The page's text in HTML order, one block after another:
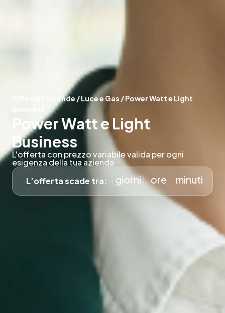
Aziende /Luce e Gas /Power Watt e Light
Power Watt e Light
Business
L'offerta con prezzo variabile valida per ogni
esigenza della tua azienda
L’offerta scade tra:
giorni ore minuti